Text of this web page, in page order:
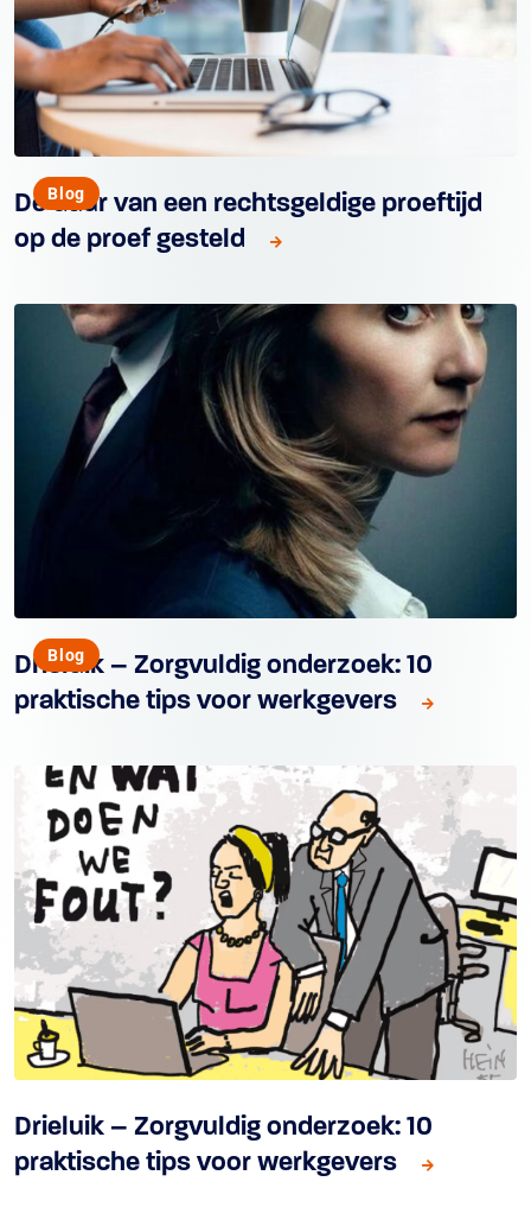
Blog
De duur van een rechtsgeldige proeftijd
op de proef gesteld
Blog
Drieluik – Zorgvuldig onderzoek: 10
praktische tips voor werkgevers
Drieluik – Zorgvuldig onderzoek: 10
praktische tips voor werkgevers